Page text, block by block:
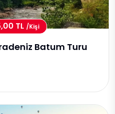
TL /kişi
Batum Turu